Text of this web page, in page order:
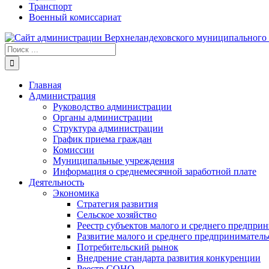
Транспорт
Военный комиссариат
Результат
поиска:
Главная
Администрация
Руководство администрации
Органы администрации
Структура администрации
График приема граждан
Комиссии
Муниципальные учреждения
Информация о среднемесячной заработной плате
Деятельность
Экономика
Стратегия развития
Сельское хозяйство
Реестр субъектов малого и среднего
Развитие малого и среднего
Потребительский рынок
Внедрение стандарта развития конкуренции